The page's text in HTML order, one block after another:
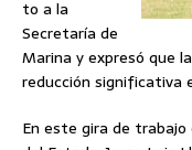
to a la
Secretaría de
Marina y expresó que
reducción significativa
En este gira de